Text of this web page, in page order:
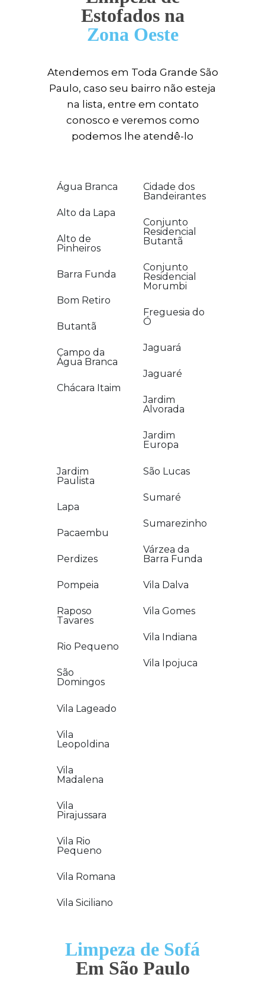
Estofados na
Zona Oeste
Atendemos em Toda Grande São
Paulo, caso seu bairro não esteja
na lista, entre em contato
conosco e veremos como
podemos lhe atendê-lo
Água Branca
Alto da Lapa
Alto de
Pinheiros
Barra Funda
Bom Retiro
Butantã
Campo da
Água Branca
Chácara Itaim
Cidade dos
Bandeirantes
Conjunto
Residencial
Butantã
Conjunto
Residencial
Morumbi
Freguesia do
Ó
Jaguará
Jaguaré
Jardim
Alvorada
Jardim
Europa
Jardim
Paulista
Lapa
Pacaembu
Perdizes
Pompeia
Raposo
Tavares
Rio Pequeno
São
Domingos
São Lucas
Sumaré
Sumarezinho
Várzea da
Barra Funda
Vila Dalva
Vila Gomes
Vila Indiana
Vila Ipojuca
Vila Lageado
Vila
Leopoldina
Vila
Madalena
Vila
Pirajussara
Vila Rio
Pequeno
Vila Romana
Vila Siciliano
Limpeza de Sofá
Em São Paulo